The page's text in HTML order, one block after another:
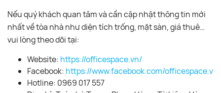
Nếu quý khách quan tâm và cần cập nhật thông tin mới
nhất về tòa nhà như diện tích trống, mặt sàn, giá thuê…
vui lòng theo dõi tại:
Website: https://officespace.vn/
Facebook: https://www.facebook.com/officespace.vn/
Hotline: 0969 017 557